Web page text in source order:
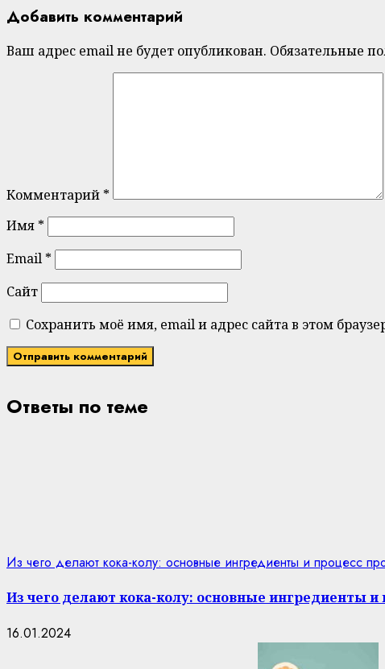
Добавить комментарий
Ваш адрес email не будет опубликован. Обязательные
Комментарий *
Имя *
Email *
Сайт
Сохранить моё имя, email и адрес сайта в этом
Ответы по теме
Из чего делают кока-колу: основные ингредиенты и процесс
Из чего делают кока-колу: основные ингредиенты и
16.01.2024